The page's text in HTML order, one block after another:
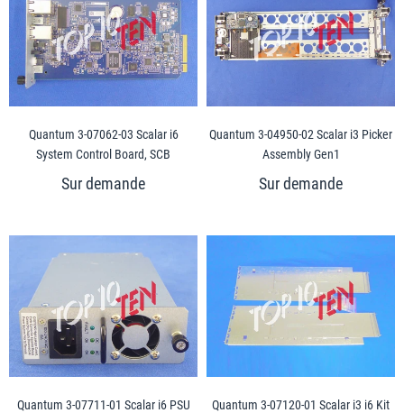
Quantum 3-07062-03 Scalar i6
System Control Board, SCB
Quantum 3-04950-02 Scalar i3 Picker
Assembly Gen1
Quantum 3-07711-01 Scalar i6 PSU
Quantum 3-07120-01 Scalar i3 i6 Kit